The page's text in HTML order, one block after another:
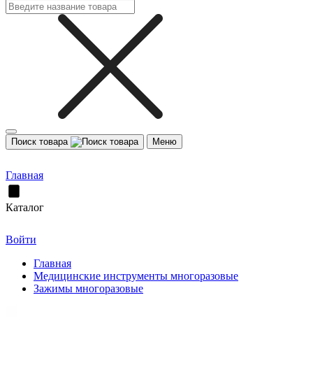
Поиск товара Меню
Главная
Каталог
Войти
Главная
Медицинские инструменты многоразовые
Зажимы многоразовые